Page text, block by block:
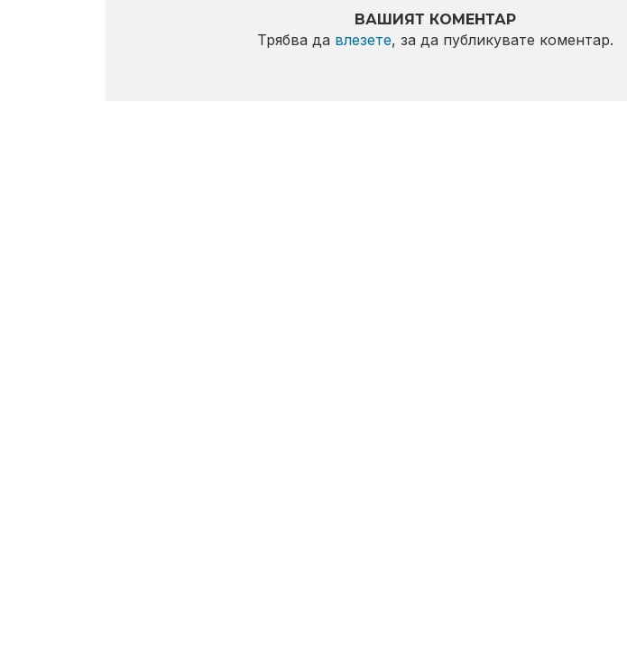
ВАШИЯТ КОМЕНТАР
Трябва да влезете, за да публикувате коментар.